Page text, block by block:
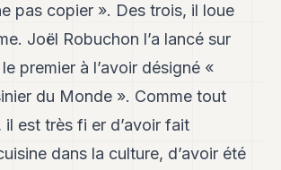
pas copier ». Des trois, il loue
Joël Robuchon l’a lancé sur
premier à l’avoir désigné «
du Monde ». Comme tout
est très fi er d’avoir fait
dans la culture, d’avoir été